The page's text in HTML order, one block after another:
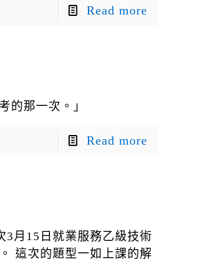
Read more
的那一次。」
Read more
3月15日就業服務乙級技術
這次的題型一如上課的解